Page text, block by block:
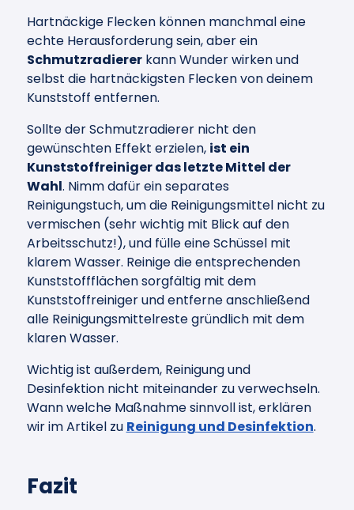
Hartnäckige Flecken können manchmal eine
echte Herausforderung sein, aber ein
Schmutzradiererkann Wunder wirken und
selbst die hartnäckigsten Flecken von deinem
Kunststoff entfernen.
Sollte der Schmutzradierer nicht den
gewünschten Effekt erzielen, ist ein
Kunststoffreiniger das letzte Mittel der
Wahl. Nimm dafür ein separates
Reinigungstuch, um die Reinigungsmittel nicht zu
vermischen (sehr wichtig mit Blick auf den
Arbeitsschutz!), und fülle eine Schüssel mit
klarem Wasser. Reinige die entsprechenden
Kunststoffflächen sorgfältig mit dem
Kunststoffreiniger und entferne anschließend
alle Reinigungsmittelreste gründlich mit dem
klaren Wasser.
Wichtig ist außerdem, Reinigung und
Desinfektion nicht miteinander zu verwechseln.
Wann welche Maßnahme sinnvoll ist, erklären
wir im Artikel zu Reinigung und Desinfektion.
Fazit